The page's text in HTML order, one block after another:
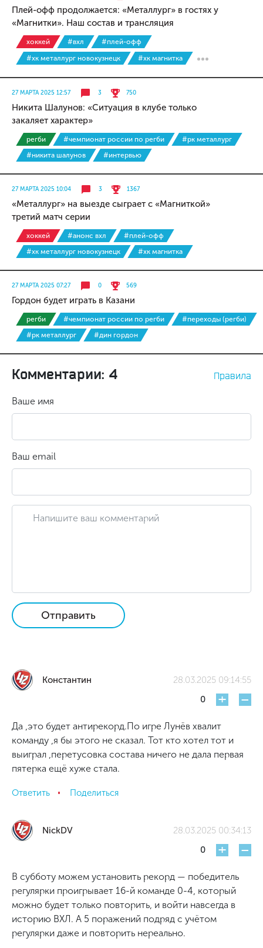
Плей-офф продолжается: «Металлург» в гостях у
«Магнитки». Наш состав и трансляция
хоккей #вхл
#плей-офф
#хк металлург новокузнецк
#хк магнитка
27 МАРТА 2025 12:57 3 750
Никита Шалунов: «Ситуация в клубе только
закаляет характер»
регби #чемпионат россии по регби
#рк металлург
#никита шалунов
#интервью
27 МАРТА 2025 10:04 3 1367
«Металлург» на выезде сыграет с «Магниткой»
третий матч серии
хоккей #анонс вхл
#плей-офф
#хк металлург новокузнецк
#хк магнитка
27 МАРТА 2025 07:27 0 569
Гордон будет играть в Казани
регби #чемпионат россии по регби
#переходы (регби)
#рк металлург
#дин гордон
Комментарии: 4 Правила
Ваше имя
Ваш email
Отправить
Константин
28.03.2025 09:14:55
0
+ -
Да ,это будет антирекорд.По игре Лунёв хвалит
команду ,я бы этого не сказал. Тот кто хотел тот и
выиграл ,перетусовка состава ничего не дала первая
пятерка ещё хуже стала.
Ответить Поделиться
NickDV
28.03.2025 00:34:13
0
+ -
В субботу можем установить рекорд — победитель
регулярки проигрывает 16-й команде 0-4, который
можно будет только повторить, и войти навсегда в
историю ВХЛ. А 5 поражений подряд с учётом
регулярки даже и повторить нереально.